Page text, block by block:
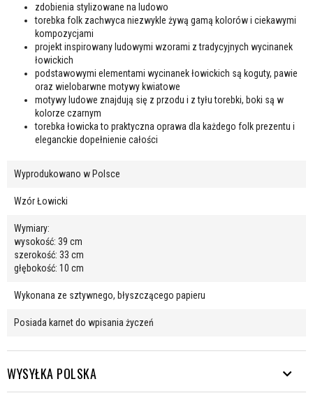
zdobienia stylizowane na ludowo
torebka folk zachwyca niezwykle żywą gamą kolorów i ciekawymi
kompozycjami
projekt inspirowany ludowymi wzorami z tradycyjnych wycinanek
łowickich
podstawowymi elementami wycinanek łowickich są koguty, pawie
oraz wielobarwne motywy kwiatowe
motywy ludowe znajdują się z przodu i z tyłu torebki, boki są w
kolorze czarnym
torebka łowicka to praktyczna oprawa dla każdego folk prezentu i
eleganckie dopełnienie całości
Wyprodukowano w Polsce
Wzór Łowicki
Wymiary:
wysokość: 39 cm
szerokość: 33 cm
głębokość: 10 cm
Wykonana ze sztywnego, błyszczącego papieru
Posiada karnet do wpisania życzeń
WYSYŁKA POLSKA